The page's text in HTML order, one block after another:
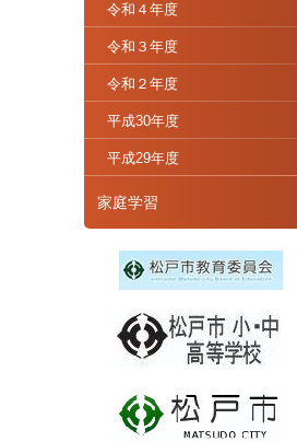
令和４年度
令和３年度
令和２年度
平成30年度
平成29年度
家庭学習